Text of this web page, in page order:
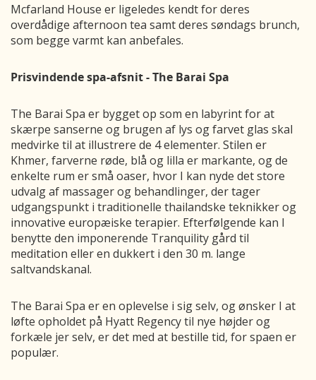
Mcfarland House er ligeledes kendt for deres
overdådige afternoon tea samt deres søndags brunch,
som begge varmt kan anbefales.
Prisvindende spa-afsnit - The Barai Spa
The Barai Spa er bygget op som en labyrint for at
skærpe sanserne og brugen af lys og farvet glas skal
medvirke til at illustrere de 4 elementer. Stilen er
Khmer, farverne røde, blå og lilla er markante, og de
enkelte rum er små oaser, hvor I kan nyde det store
udvalg af massager og behandlinger, der tager
udgangspunkt i traditionelle thailandske teknikker og
innovative europæiske terapier. Efterfølgende kan I
benytte den imponerende Tranquility gård til
meditation eller en dukkert i den 30 m. lange
saltvandskanal.
The Barai Spa er en oplevelse i sig selv, og ønsker I at
løfte opholdet på Hyatt Regency til nye højder og
forkæle jer selv, er det med at bestille tid, for spaen er
populær.